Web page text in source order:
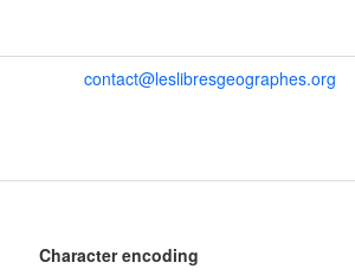
contact@leslibresgeographes.org
Character encoding